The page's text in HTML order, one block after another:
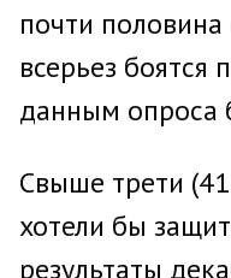
почти
всерьез боятся
данным опроса
Свыше трети
хотели бы
результаты